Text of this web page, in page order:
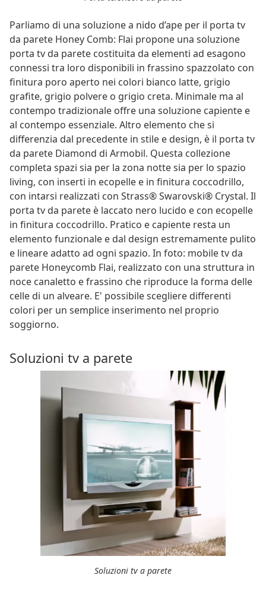
Parliamo di una soluzione a nido d’ape per il porta tv
da parete Honey Comb: Flai propone una soluzione
porta tv da parete costituita da elementi ad esagono
connessi tra loro disponibili in frassino spazzolato con
finitura poro aperto nei colori bianco latte, grigio
grafite, grigio polvere o grigio creta. Minimale ma al
contempo tradizionale offre una soluzione capiente e
al contempo essenziale. Altro elemento che si
differenzia dal precedente in stile e design, è il porta tv
da parete Diamond di Armobil. Questa collezione
completa spazi sia per la zona notte sia per lo spazio
living, con inserti in ecopelle e in finitura coccodrillo,
con intarsi realizzati con Strass® Swarovski® Crystal. Il
porta tv da parete è laccato nero lucido e con ecopelle
in finitura coccodrillo. Pratico e capiente resta un
elemento funzionale e dal design estremamente pulito
e lineare adatto ad ogni spazio. In foto: mobile tv da
parete Honeycomb Flai, realizzato con una struttura in
noce canaletto e frassino che riproduce la forma delle
celle di un alveare. E' possibile scegliere differenti
colori per un semplice inserimento nel proprio
soggiorno.
Soluzioni tv a parete
Soluzioni tv a parete